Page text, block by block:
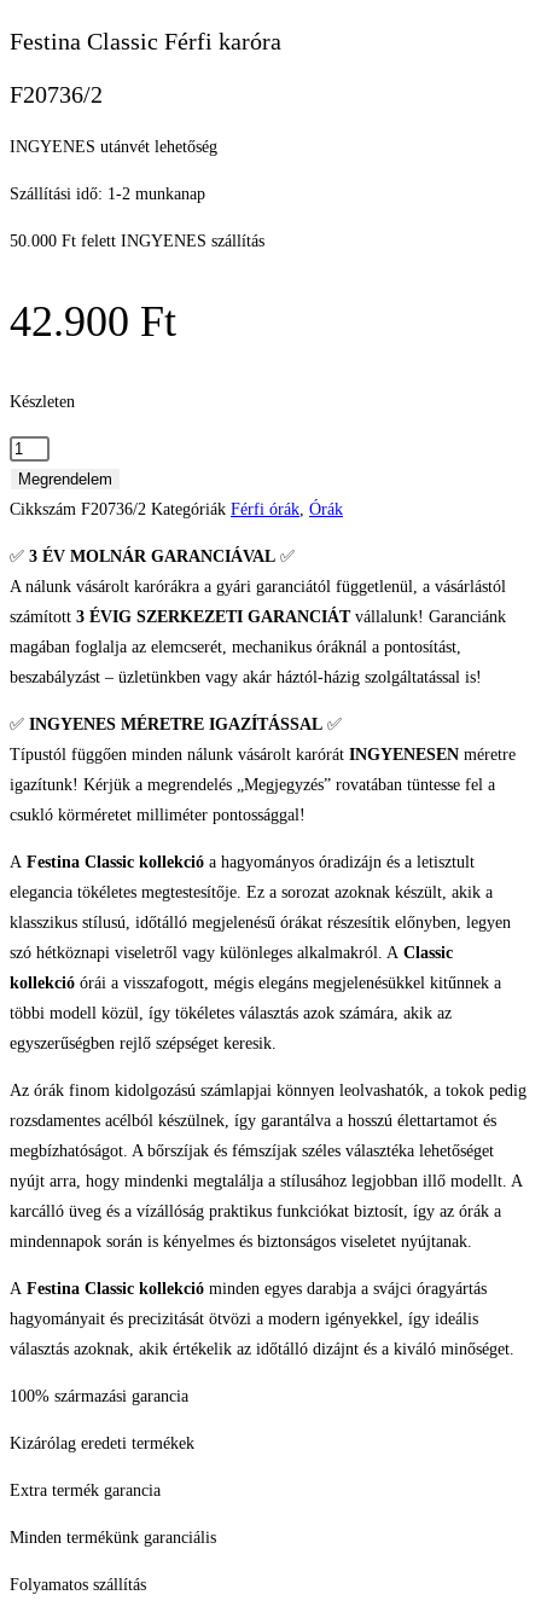
Festina Classic Férfi karóra
F20736/2
INGYENES utánvét lehetőség
Szállítási idő: 1-2 munkanap
50.000 Ft felett INGYENES szállítás
42.900 Ft
Készleten
Festina
Classic
Férfi
mennyiség
Megrendelem
Cikkszám F20736/2 Kategóriák Férfi órák, Órák
✅ 3 ÉV MOLNÁR GARANCIÁVAL ✅
A nálunk vásárolt karórákra a gyári garanciától függetlenül, a vásárlástól
számított 3 ÉVIG SZERKEZETI GARANCIÁTvállalunk! Garanciánk
magában foglalja az elemcserét, mechanikus óráknál a pontosítást,
beszabályzást – üzletünkben vagy akár háztól-házig szolgáltatással is!
✅ INGYENES MÉRETRE IGAZÍTÁSSAL ✅
Típustól függően minden nálunk vásárolt karórát INGYENESEN méretre
igazítunk! Kérjük a megrendelés „Megjegyzés” rovatában tüntesse fel a
csukló körméretet milliméter pontossággal!
A Festina Classic kollekció a hagyományos óradizájn és a letisztult
elegancia tökéletes megtestesítője. Ez a sorozat azoknak készült, akik a
klasszikus stílusú, időtálló megjelenésű órákat részesítik előnyben, legyen
szó hétköznapi viseletről vagy különleges alkalmakról. A Classic
kollekció órái a visszafogott, mégis elegáns megjelenésükkel kitűnnek a
többi modell közül, így tökéletes választás azok számára, akik az
egyszerűségben rejlő szépséget keresik.
Az órák finom kidolgozású számlapjai könnyen leolvashatók, a tokok pedig
rozsdamentes acélból készülnek, így garantálva a hosszú élettartamot és
megbízhatóságot. A bőrszíjak és fémszíjak széles választéka lehetőséget
nyújt arra, hogy mindenki megtalálja a stílusához legjobban illő modellt. A
karcálló üveg és a vízállóság praktikus funkciókat biztosít, így az órák a
mindennapok során is kényelmes és biztonságos viseletet nyújtanak.
A Festina Classic kollekció minden egyes darabja a svájci óragyártás
hagyományait és precizitását ötvözi a modern igényekkel, így ideális
választás azoknak, akik értékelik az időtálló dizájnt és a kiváló minőséget.
100% származási garancia
Kizárólag eredeti termékek
Extra termék garancia
Minden termékünk garanciális
Folyamatos szállítás